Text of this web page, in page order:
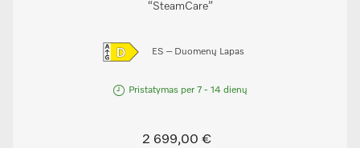
“SteamCare”
ES – Duomenų Lapas
Pristatymas per 7 - 14 dienų
2 699,00 €